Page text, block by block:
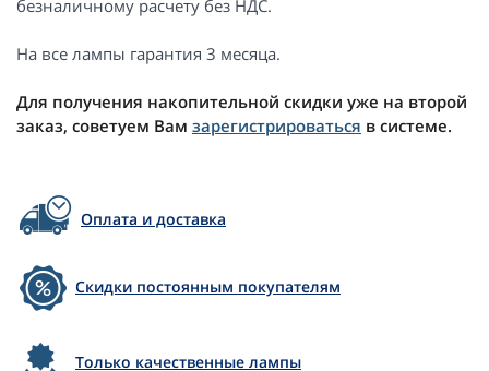
безналичному расчету без НДС.
На все лампы гарантия 3 месяца.
Для получения накопительной скидки уже на второй
заказ, советуем Вам зарегистрироваться в системе.
Оплата и доставка
Скидки постоянным покупателям
Только качественные лампы